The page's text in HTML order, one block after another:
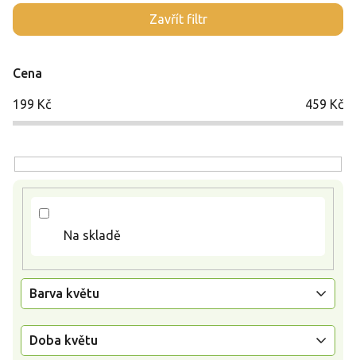
Zavřít filtr
Cena
199 Kč 459 Kč
Na skladě
Barva květu
Doba květu
V
ý
s
p
u